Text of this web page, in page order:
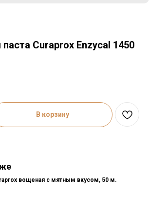
паста Curaprox Enzycal 1450
В корзину
вощеная с мятным вкусом, 50 м.